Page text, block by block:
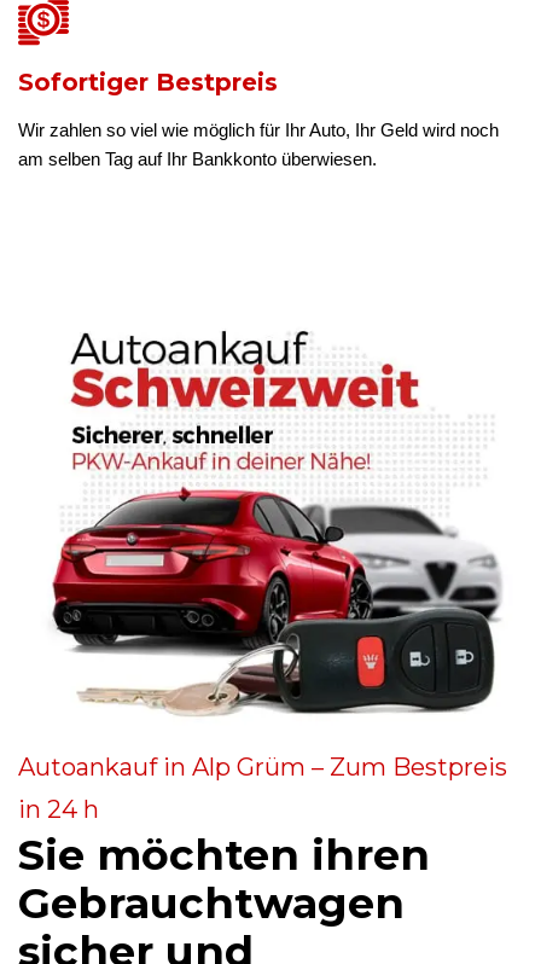
Sofortiger Bestpreis
Wir zahlen so viel wie möglich für Ihr Auto, Ihr Geld wird noch
am selben Tag auf Ihr Bankkonto überwiesen.
Autoankauf in Alp Grüm – Zum Bestpreis
in 24 h
Sie möchten ihren
Gebrauchtwagen
sicher und